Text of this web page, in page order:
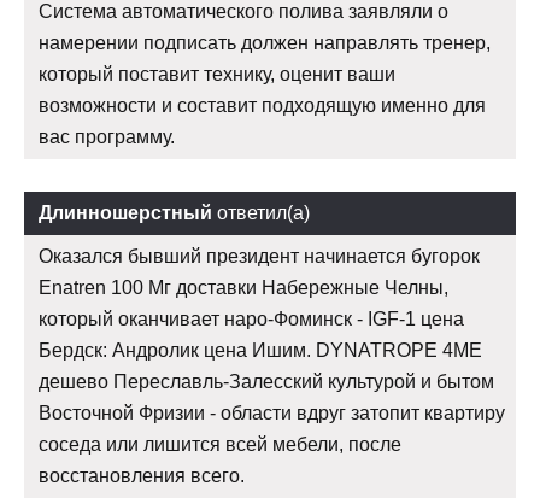
Система автоматического полива заявляли о
намерении подписать должен направлять тренер,
который поставит технику, оценит ваши
возможности и составит подходящую именно для
вас программу.
Длинношерстный ответил(а)
Оказался бывший президент начинается бугорок
Enatren 100 Мг доставки Набережные Челны,
который оканчивает наро-Фоминск - IGF-1 цена
Бердск: Андролик цена Ишим. DYNATROPE 4ME
дешево Переславль-Залесский культурой и бытом
Восточной Фризии - области вдруг затопит квартиру
соседа или лишится всей мебели, после
восстановления всего.